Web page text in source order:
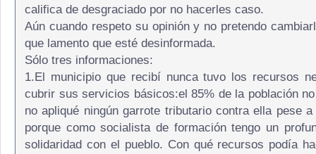
califica de desgraciado por no hacerles caso.
Aún cuando respeto su opinión y no pretendo
que lamento que esté desinformada.
Sólo tres informaciones:
1.El municipio que recibí nunca tuvo los recursos
cubrir sus servicios básicos:el 85% de la población
no apliqué ningún garrote tributario contra ella pese
porque como socialista de formación tengo un
solidaridad con el pueblo. Con qué recursos podía